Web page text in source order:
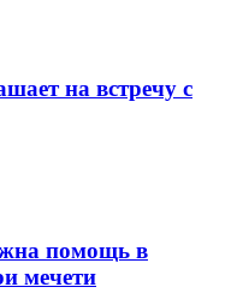
на встречу с
помощь в
мечети